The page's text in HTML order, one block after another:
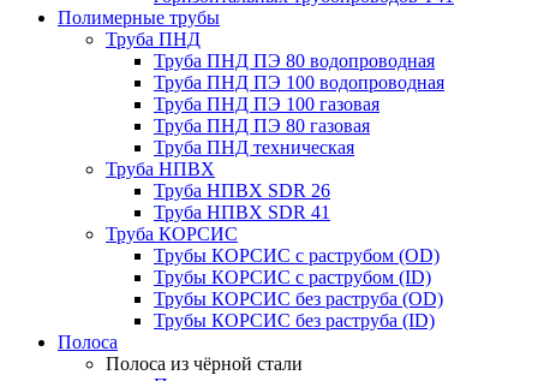
Полимерные трубы
Труба ПНД
Труба ПНД ПЭ 80 водопроводная
Труба ПНД ПЭ 100 водопроводная
Труба ПНД ПЭ 100 газовая
Труба ПНД ПЭ 80 газовая
Труба ПНД техническая
Труба НПВХ
Труба НПВХ SDR 26
Труба НПВХ SDR 41
Труба КОРСИС
Трубы КОРСИС с раструбом (OD)
Трубы КОРСИС с раструбом (ID)
Трубы КОРСИС без раструба (OD)
Трубы КОРСИС без раструба (ID)
Полоса
Полоса из чёрной стали